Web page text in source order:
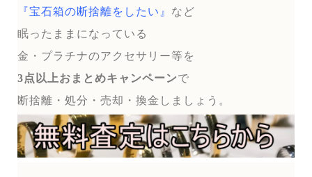
『宝石箱の断捨離をしたい』 など
眠ったままになっている
金・プラチナのアクセサリー等を
3点以上おまとめキャンペーンで
断捨離・処分・売却・換金しましょう。